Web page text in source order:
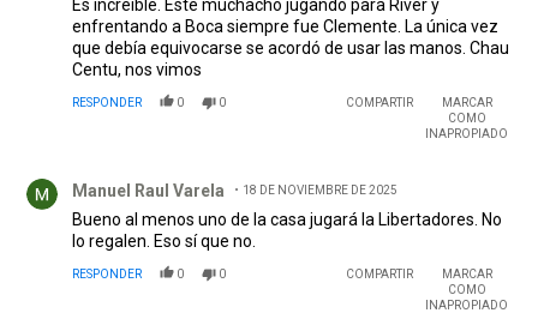
Es increíble. Este muchacho jugando para River y
enfrentando a Boca siempre fue Clemente. La única vez
que debía equivocarse se acordó de usar las manos. Chau
Centu, nos vimos
RESPONDER 0 0 COMPARTIR
MARCAR
COMO
INAPROPIADO
Manuel Raul Varela 18 DE NOVIEMBRE DE 2025
Bueno al menos uno de la casa jugará la Libertadores. No
lo regalen. Eso sí que no.
RESPONDER 0 0 COMPARTIR
MARCAR
COMO
INAPROPIADO